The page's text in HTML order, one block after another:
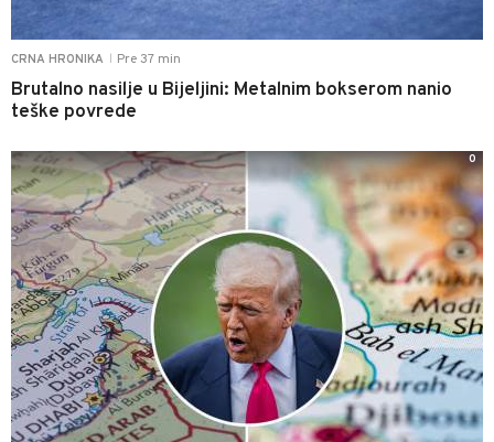
CRNA HRONIKA Pre 37 min
Brutalno nasilje u Bijeljini: Metalnim bokserom nanio
teške povrede
0